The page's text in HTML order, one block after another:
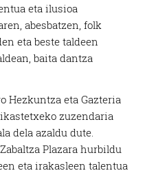
eta ilusioa
abesbatzen, folk
eta beste taldeen
baita dantza
Hezkuntza eta Gazteria
zuzendaria
dela azaldu dute.
Plazara hurbildu
eta irakasleen talentua